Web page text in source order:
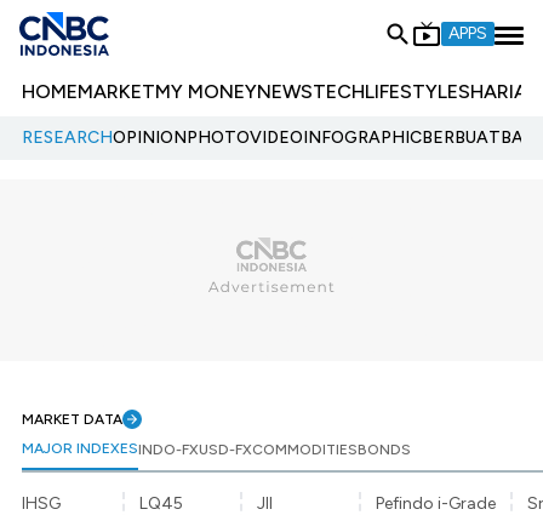
APPS
HOMEMARKETMY MONEYNEWSTECHLIFESTYLESHARIA
RESEARCHOPINIONPHOTOVIDEOINFOGRAPHIC
MARKET DATA
MAJOR INDEXESINDO-FXUSD-FXCOMMODITIESBONDS
IHSG
LQ45
JII
Pefindo i-Grade